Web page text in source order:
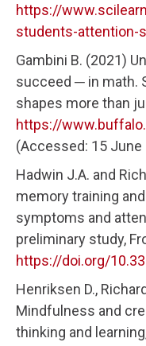
https://
students-attention-
Gambini B. (2021)
succeed ─ in math.
shapes more than
https://
(Accessed: 15 June
Hadwin J.A. and
memory training
symptoms and
preliminary study,
https://doi.org/
Henriksen D.,
Mindfulness and
thinking and